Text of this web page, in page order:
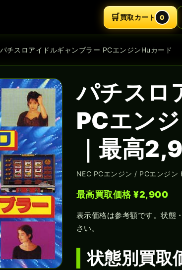
🛒買取カート 0
チスロアイドルギャンブラー PCエンジンHuカード
パチスロ
PCエン
｜最高
NEC PCエンジン / PCエンジン
最高買取価格 ¥2,900
表示価格は参考額です。状態
さい。
状態別買取